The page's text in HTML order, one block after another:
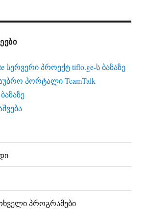
სერვერი პროექტ tiflo.ge-ს ბაზაზე
პორტალი TeamTalk
პროგრამები